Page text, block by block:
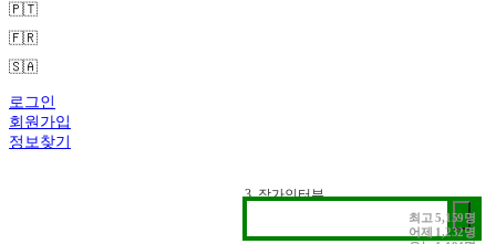
🇵🇹
🇫🇷
🇸🇦
로그인
회원가입
정보찾기
최고5,159명
어제 1,232명
3. 작가인터뷰